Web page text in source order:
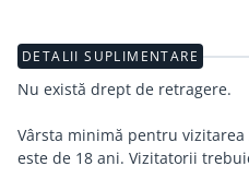
DETALII SUPLIMENTARE
Nu există drept de retragere.
Vârsta minimă pentru
este de 18 ani. Vizitatorii